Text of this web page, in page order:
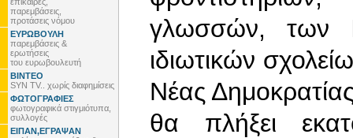
παρεμβάσεις,
προτάσεις νόμου
ΕΥΡΩΒΟΥΛΗ
παρεμβάσεις &
ερωτήσεις
του ευρωβουλευτή
ΒΙΝΤΕΟ
SYN TV.. χωρίς διαφημίσεις
ΦΩΤΟΓΡΑΦΙΕΣ
φωτογραφικά στιγμιότυπα,
συλλογές
ΕΙΠΑΝ,ΕΓΡΑΨΑΝ
γλωσσών, των
ιδιωτικών
Νέας
θα πλήξει